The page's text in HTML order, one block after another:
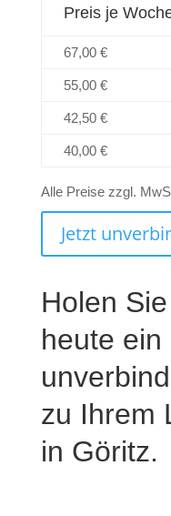
Preis je
67,00 €
55,00 €
42,50 €
40,00 €
Alle Preise zzgl.
Jetzt
Holen
heute ein
zu Ihrem
in Göritz.